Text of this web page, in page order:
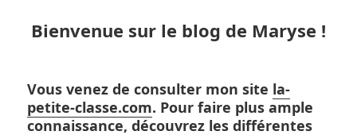
: le
blog
Bienvenue sur le blog de Maryse !
Vous venez de consulter mon site la-
petite-classe.com. Pour faire plus ample
connaissance, découvrez les différentes